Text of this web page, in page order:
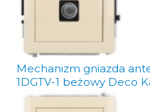
Mechanizm gniazda
1DGTV-1 beżowy Deco